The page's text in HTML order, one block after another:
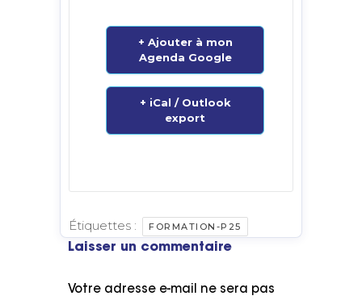
+ Ajouter à mon
Agenda Google
+ iCal / Outlook
export
Étiquettes : FORMATION-P25
Laisser un commentaire
Votre adresse e-mail ne sera pas